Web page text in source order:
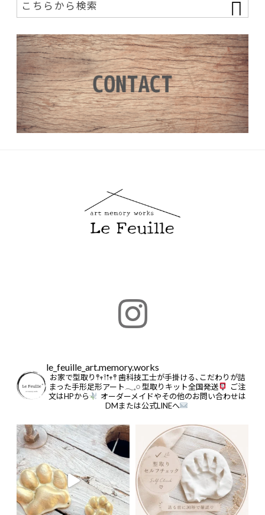
le_feuille_art.memory.works
お家で型取り𖤣𖥧𖥣𖡡𖥧𖤣歯科技工士が手掛ける、こだわりが詰
まった手形足形アート𓂃𓈒𓏸型取りキット全国発送
ご注
文はHPから
オーダーメイドやその他のお問い合わせは
DMまたは公式LINEへ